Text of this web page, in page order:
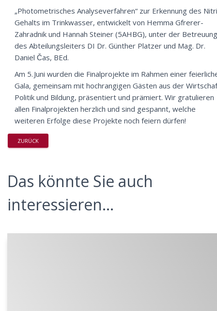
„Photometrisches Analyseverfahren“ zur Erkennung des
Gehalts im Trinkwasser, entwickelt von Hemma Gfrerer-
Zahradnik und Hannah Steiner (5AHBG), unter der Betreuung
des Abteilungsleiters DI Dr. Günther Platzer und Mag. Dr.
Daniel Čas, BEd.
Am 5. Juni wurden die Finalprojekte im Rahmen einer
Gala, gemeinsam mit hochrangigen Gästen aus der
Politik und Bildung, präsentiert und prämiert. Wir gratulieren
allen Finalprojekten herzlich und sind gespannt, welche
weiteren Erfolge diese Projekte noch feiern dürfen!
ZURÜCK
Das könnte Sie auch
interessieren...